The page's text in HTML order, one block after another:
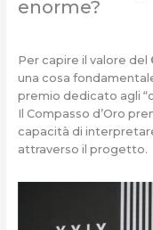
enorme?
Per capire il valore del
una cosa
premio dedicato agli
Il Compasso d’Oro
capacità di
attraverso il progetto.